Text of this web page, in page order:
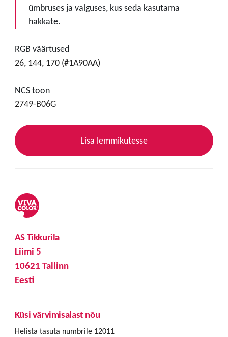
ümbruses ja valguses, kus seda kasutama
hakkate.
RGB väärtused
26, 144, 170 (#1A90AA)
NCS toon
2749-B06G
Lisa lemmikutesse
AS Tikkurila
Liimi 5
10621 Tallinn
Eesti
Küsi värvimisalast nõu
Helista tasuta numbrile 12011